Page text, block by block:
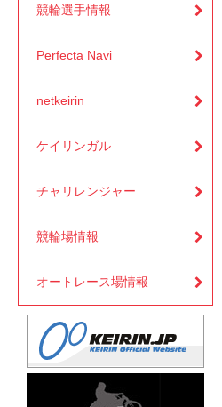
競輪選手情報
Perfecta Navi
netkeirin
ケイリンガル
チャリレンジャー
競輪場情報
オートレース場情報